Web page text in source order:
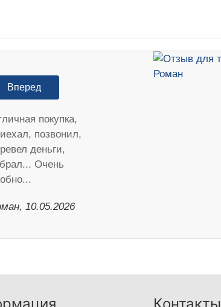
Вперед
покупка,
позвонил,
деньги,
Очень
10.05.2026
Контакты